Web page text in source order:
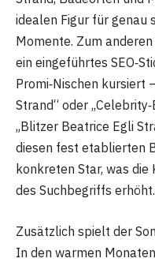
idealen Figur für genau
Momente. Zum
ein eingeführtes
Promi‑Nischen kursiert
Strand“ oder
„Blitzer Beatrice Egli
diesen fest etablierten
konkreten Star, was die
des Suchbegriffs erhöht.
Zusätzlich spielt der
In den warmen